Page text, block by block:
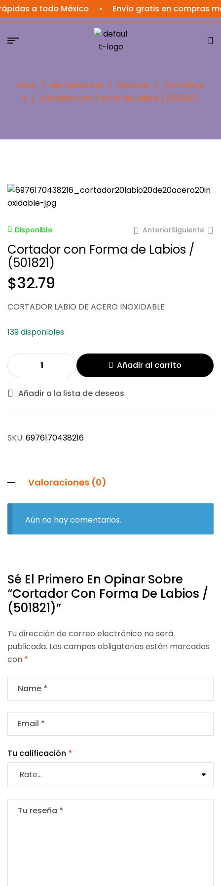
a todo México Envío gratis en compras
Inicio / Herramientas / Galletas / Cortadore
s / Cortador con Forma de Labios / (501821)
Disponible AnteriorSiguiente
Cortador con Forma de Labios /
(501821)
$32.79
CORTADOR LABIO DE ACERO INOXIDABLE
139 disponibles
Añadir al carrito
Añadir a la lista de deseos
SKU: 6976170438216
Valoraciones (0)
Aún no hay comentarios.
Sé El Primero En Opinar Sobre
“Cortador Con Forma De Labios /
(501821)”
Tu dirección de correo electrónico no será
publicada. Los campos obligatorios están marcados
con *
Tu calificación *